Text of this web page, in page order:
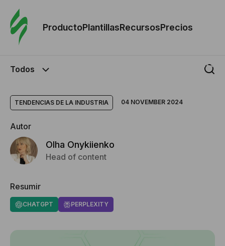
ProductoPlantillasRecursosPrecios
Todos
TENDENCIAS DE LA INDUSTRIA 04 NOVEMBER 2024
Autor
Olha Onykiienko
Head of content
Resumir
CHATGPT PERPLEXITY